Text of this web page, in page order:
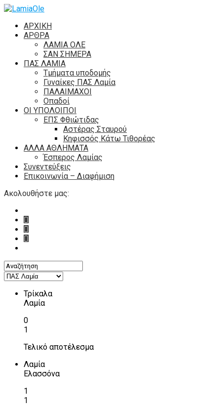
ΑΡΧΙΚΗ
ΑΡΘΡΑ
ΛΑΜΙΑ ΟΛΕ
ΣΑΝ ΣΗΜΕΡΑ
ΠΑΣ ΛΑΜΙΑ
Τμήματα υποδομής
Γυναίκες ΠΑΣ Λαμία
ΠΑΛΑΙΜΑΧΟΙ
Οπαδοί
ΟΙ ΥΠΟΛΟΙΠΟΙ
ΕΠΣ Φθιώτιδας
Αστέρας Σταυρού
Κηφισσός Κάτω Τιθορέας
ΑΛΛΑ ΑΘΛΗΜΑΤΑ
Έσπερος Λαμίας
Συνεντεύξεις
Επικοινωνία – Διαφήμιση
Ακολουθήστε μας:
Τρίκαλα
Λαμία
0
1
Τελικό αποτέλεσμα
Λαμία
Ελασσόνα
1
1